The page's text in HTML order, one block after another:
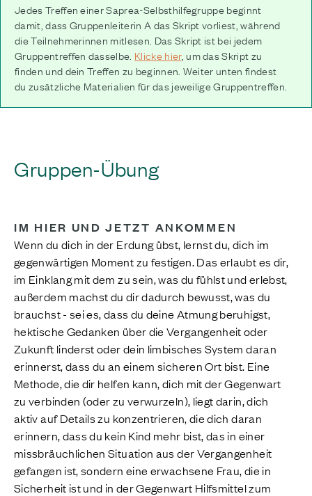
Jedes Treffen einer Saprea-Selbsthilfegruppe beginnt
damit, dass Gruppenleiterin A das Skript vorliest, während
die Teilnehmerinnen mitlesen. Das Skript ist bei jedem
Gruppentreffen dasselbe. Klicke hier, um das Skript zu
finden und dein Treffen zu beginnen. Weiter unten findest
du zusätzliche Materialien für das jeweilige Gruppentreffen.
Gruppen-Übung
IM HIER UND JETZT ANKOMMEN
Wenn du dich in der Erdung übst, lernst du, dich im
gegenwärtigen Moment zu festigen. Das erlaubt es dir,
im Einklang mit dem zu sein, was du fühlst und erlebst,
außerdem machst du dir dadurch bewusst, was du
brauchst - sei es, dass du deine Atmung beruhigst,
hektische Gedanken über die Vergangenheit oder
Zukunft linderst oder dein limbisches System daran
erinnerst, dass du an einem sicheren Ort bist. Eine
Methode, die dir helfen kann, dich mit der Gegenwart
zu verbinden (oder zu verwurzeln), liegt darin, dich
aktiv auf Details zu konzentrieren, die dich daran
erinnern, dass du kein Kind mehr bist, das in einer
missbräuchlichen Situation aus der Vergangenheit
gefangen ist, sondern eine erwachsene Frau, die in
Sicherheit ist und in der Gegenwart Hilfsmittel zum